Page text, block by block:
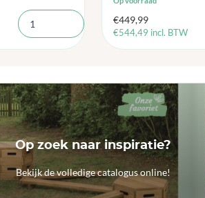
€449,99
€544,49 incl. BTW
Op zoek naar inspiratie?
Bekijk de volledige catalogus online!